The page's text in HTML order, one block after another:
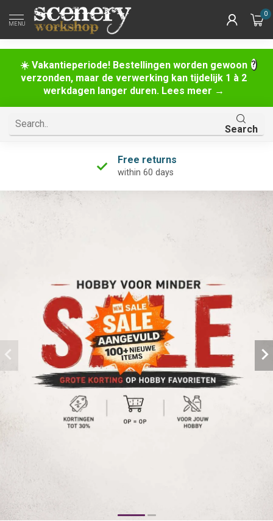
☀️ Vakantieperiode! Bestellingen worden gewoon
verzonden, maar de verwerking kan tijdelijk 1 à 2
werkdagen langer duren. Lees meer →
MENU
0
Search
Free returns
within 60 days